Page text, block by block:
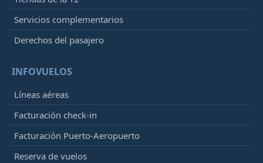
Servicios complementarios
Derechos del pasajero
INFOVUELOS
Líneas aéreas
Facturación check-in
Facturación Puerto-Aeropuerto
Reserva de vuelos